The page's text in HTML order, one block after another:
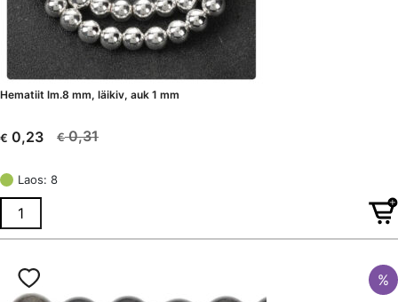
Hematiit lm.8 mm, läikiv, auk 1 mm
€0,31
Algne
oli:
€ 0,31.
€ 0,23
Current
is:
€ 0,23.
Laos: 8
%